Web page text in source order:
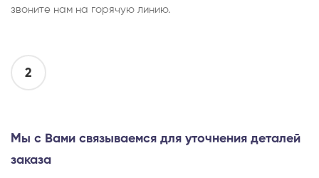
звоните нам на горячую линию.
2
Мы с Вами связываемся для уточнения деталей
заказа